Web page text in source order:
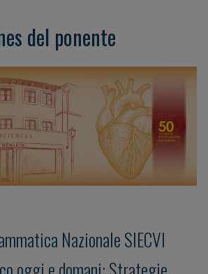
del ponente
Nazionale SIECVI